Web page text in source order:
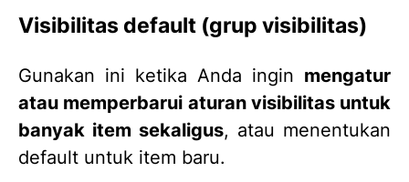
Visibilitas default (grup visibilitas)
Gunakan ini ketika Anda ingin mengatur
atau memperbarui aturan visibilitas untuk
banyak item sekaligus, atau menentukan
default untuk item baru.